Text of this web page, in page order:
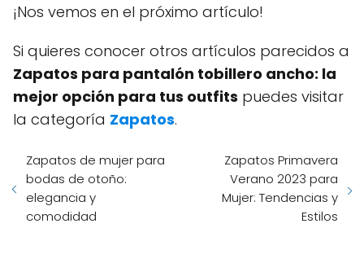
¡Nos vemos en el próximo artículo!
Si quieres conocer otros artículos parecidos a
Zapatos para pantalón tobillero ancho: la
mejor opción para tus outfits puedes visitar
la categoría Zapatos.
Zapatos de mujer para
bodas de otoño:
elegancia y
comodidad
Zapatos Primavera
Verano 2023 para
Mujer: Tendencias y
Estilos